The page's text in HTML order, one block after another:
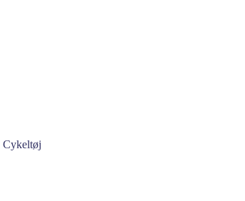
Cykeltøj